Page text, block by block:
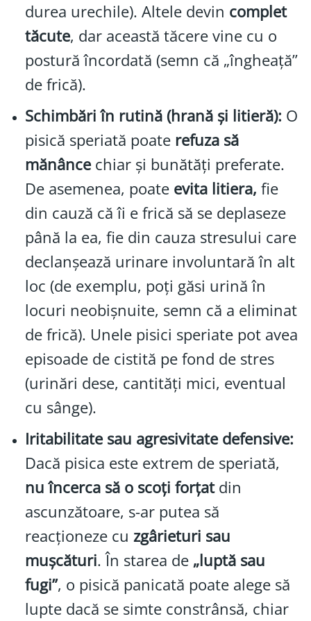
durea urechile). Altele devin complet
tăcute, dar această tăcere vine cu o
postură încordată (semn că „îngheață”
de frică).
Schimbări în rutină (hrană și litieră): O
pisică speriată poate refuza să
mănâncechiar și bunătăți preferate.
De asemenea, poate evita litiera, fie
din cauză că îi e frică să se deplaseze
până la ea, fie din cauza stresului care
declanșează urinare involuntară în alt
loc (de exemplu, poți găsi urină în
locuri neobișnuite, semn că a eliminat
de frică). Unele pisici speriate pot avea
episoade de cistită pe fond de stres
(urinări dese, cantități mici, eventual
cu sânge).
Iritabilitate sau agresivitate defensive:
Dacă pisica este extrem de speriată,
nu încerca să o scoți forțatdin
ascunzătoare, s-ar putea să
reacționeze cu zgârieturi sau
mușcături. În starea de „luptă sau
fugi”, o pisică panicată poate alege să
lupte dacă se simte constrânsă, chiar